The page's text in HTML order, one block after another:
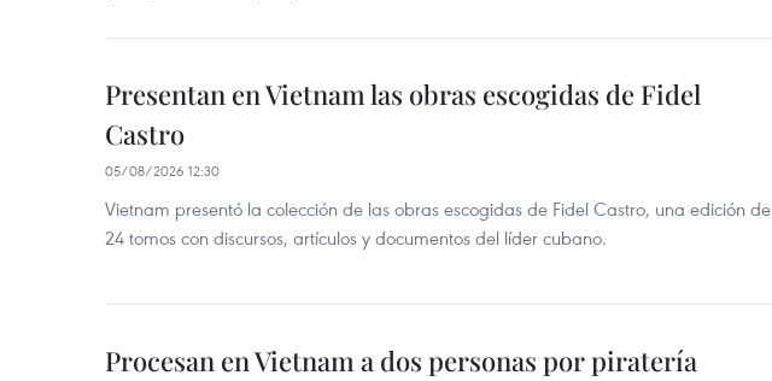
Presentan en Vietnam las obras escogidas de Fidel
Castro
05/08/2026 12:30
Vietnam presentó la colección de las obras escogidas de Fidel Castro, una edición de
24 tomos con discursos, artículos y documentos del líder cubano.
Procesan en Vietnam a dos personas por piratería